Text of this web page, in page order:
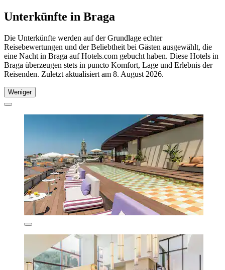
Unterkünfte in Braga
Die Unterkünfte werden auf der Grundlage echter
Reisebewertungen und der Beliebtheit bei Gästen ausgewählt, die
eine Nacht in Braga auf Hotels.com gebucht haben. Diese Hotels in
Braga überzeugen stets in puncto Komfort, Lage und Erlebnis der
Reisenden. Zuletzt aktualisiert am 8. August 2026.
Weniger